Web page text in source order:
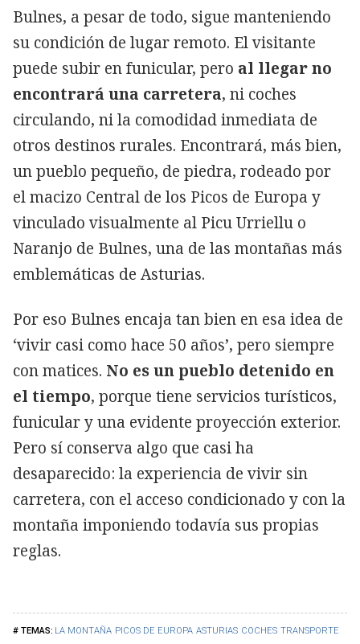
LA MONTAÑA PICOS DE EUROPA ASTURIAS COCHES TRANSPORTE
Bulnes, a pesar de todo, sigue manteniendo
su condición de lugar remoto. El visitante
puede subir en funicular, pero al llegar no
encontrará una carretera, ni coches
circulando, ni la comodidad inmediata de
otros destinos rurales. Encontrará, más bien,
un pueblo pequeño, de piedra, rodeado por
el macizo Central de los Picos de Europa y
vinculado visualmente al Picu Urriellu o
Naranjo de Bulnes, una de las montañas más
emblemáticas de Asturias.
Por eso Bulnes encaja tan bien en esa idea de
‘vivir casi como hace 50 años’, pero siempre
con matices. No es un pueblo detenido en
el tiempo, porque tiene servicios turísticos,
funicular y una evidente proyección exterior.
Pero sí conserva algo que casi ha
desaparecido: la experiencia de vivir sin
carretera, con el acceso condicionado y con la
montaña imponiendo todavía sus propias
reglas.